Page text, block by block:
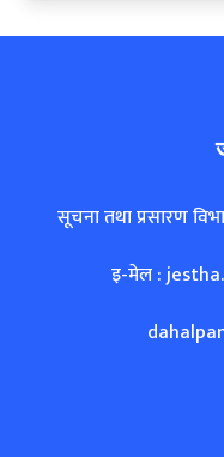
सूचना तथा प्रसारण
इ-मेल :